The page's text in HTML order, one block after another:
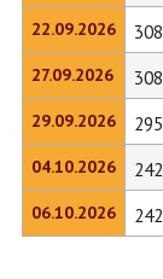
22.09.2026
27.09.2026
29.09.2026
04.10.2026
06.10.2026
308
308
295
242
242